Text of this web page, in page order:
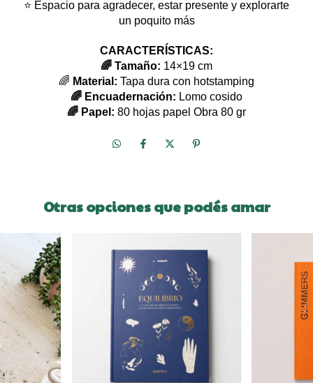
⭐ Espacio para agradecer, estar presente y explorarte
un poquito más
CARACTERÍSTICAS:
🌈 Tamaño: 14×19 cm
🌈 Material: Tapa dura con hotstamping
🌈 Encuadernación: Lomo cosido
🌈 Papel: 80 hojas papel Obra 80 gr
Otras opciones que podés amar